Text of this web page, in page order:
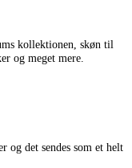
kollektionen, skøn til
og meget mere.
og det sendes som et helt